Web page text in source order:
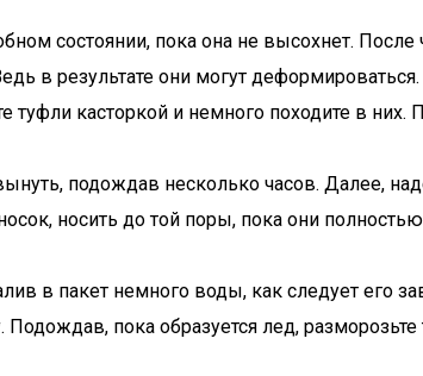
состоянии, пока она не высохнет. После
в результате они могут деформироваться.
туфли касторкой и немного походите в них.
подождав несколько часов. Далее,
носить до той поры, пока они
в пакет немного воды, как следует его
пока образуется лед,